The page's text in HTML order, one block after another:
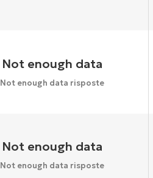
Not enough data
Not enough data risposte
Not enough data
Not enough data risposte